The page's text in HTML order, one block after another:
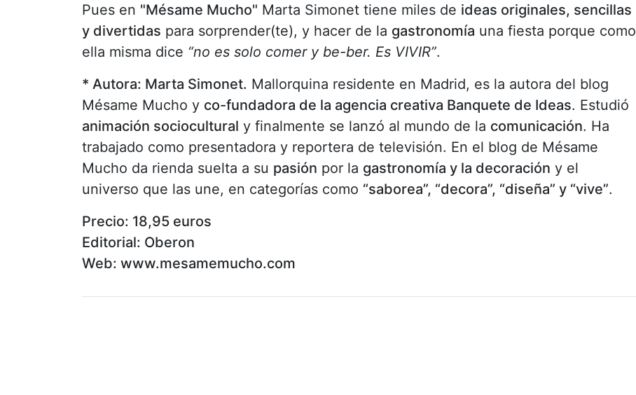
Pues en "Mésame Mucho" Marta Simonet tiene miles de ideas originales, sencillas
y divertidas para sorprender(te), y hacer de la gastronomía una fiesta porque como
ella misma dice “no es solo comer y be-ber. Es VIVIR”.
* Autora: Marta Simonet. Mallorquina residente en Madrid, es la autora del blog
Mésame Mucho y co-fundadora de la agencia creativa Banquete de Ideas. Estudió
animación sociocultural y finalmente se lanzó al mundo de la comunicación. Ha
trabajado como presentadora y reportera de televisión. En el blog de Mésame
Mucho da rienda suelta a su pasión por la gastronomía y la decoración y el
universo que las une, en categorías como “saborea”, “decora”, “diseña” y “vive”.
Precio: 18,95 euros
Editorial: Oberon
Web: www.mesamemucho.com